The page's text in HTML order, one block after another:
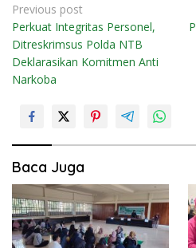
N
a
v
i
s
i
p
o
s
Previous post
Perkuat Integritas Personel,
Ditreskrimsus Polda NTB
Deklarasikan Komitmen Anti
Narkoba
Baca Juga